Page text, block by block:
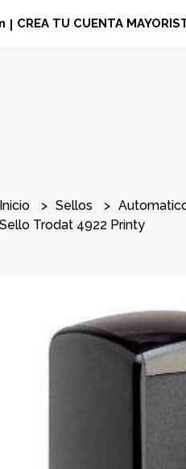
CREA TU CUENTA
Inicio Sellos
Sello Trodat 4922 Printy